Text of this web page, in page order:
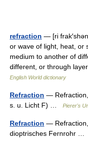
refraction — [ri
or wave of light, heat, or
medium to another of
different, or through
English World dictionary
Refraction — Refraction,
s. u. Licht F) …
Pierer's
Refraction —
dioptrisches Fernrohr …